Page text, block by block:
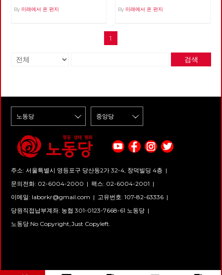
기관지를 재정 문제로 폐간을 하
책들마저도 둘 공간이 없어 폐기
이기에 지키는 것은 어렵지 않으
리라 생각합니다. 앞장서 복간을
준비하신 동지들의 노고에 감사
드리고 기관지가 복간되면 당원
노동당의 미래가 되었으면 좋겠
습니다. 함께 가는 노동당의 미
래를 기관지 복간으로부터 시작
금까지 계속 혁명과 투쟁을 말해
다. 소유는 주체와 객체를 필연
적으로 구분하고 객체를 타자화
지 않는가? 그리하여 우리는 해
방의 조건을 이제 '소유와 성
장'이 아닌 '관계의 성숙'으로 재
도 의지로 낙관하라는 말이 있지
만, 인간의 끝없는 욕망과 지배
있을 지 비관해 왔던 것이다. 오
문이다. 자본주의 단독의 위기가
인류가 지금까지 자연과 맺어 왔
던 관계, 인간과 인간 사이의 관
서 자연스러운 연대로 나아 갔
하는 점에 대한 단초들도 보이기
역의 성공 정도를 경제성장률이
표였고, 아직도 국가별 질병의
확산 정도를 나타낼 때 이런 지
표를 사용하고 있다. 다만, 시간
의 조합인 경제성장률을 성공적
인 방역의 척도로 사용하고 있는
것이다. 이러한 현상이 드러내는
선, 우리의 경제성장 물신주의를
장률과 1인당 GDP 등의 양적 지
표에 과도하게 매달려온 사회가
이번에는 질병에 대한 대처 정도
까지도 국가별 경제성장률 비교
적게 떨어졌는지의 경쟁)로써
의 미래에 대한 우려가 깔려있음
입문서 자본주의와 사회주의.
떤 체제가 더 바람직한가? 그리
고 그 이유는 무엇인가? 이 질문
작가의 『자본주의 할래? 사회
경제수업』을 추천한다. 각각
자본주의와 사회주의를 대변하
는 ‘나소유’와 ‘오평등’이라는 이
름의 두 사람이 토론하는 방식으
로 쓰여진 이 책은 총 4부로 이
루어져 있다. 1부는 본격적인 토
론에 앞서 배경 지식을 쌓기 위
해 자본주의와 사회주의가 무엇
인지에 대한 간략한 소개를 제공
한다. 우선 자본주의의 탄생 배
개념을 바탕으로 설명한다. 다음
으로 자본주의를 이해하기 위한
핵심 개념인 사용 가치와 교환
가치, 가격과 노동 가치론, 노동
의를 소개한다. 사회주의의 핵심
By 미래에서 온 편지
있었습니다. 건설기계 자격증을
도 나라에서 주는 카드로 식권을
받아 언젠간 나도 고급 노동자가
었습니다. '이게 내 삶에 도움이
지, 죽을 수도 있을거야.' 등의 생
각 또한 그의 반찬이었죠. 남들
우스워서 그는 가지런히 놓여진
식판을 조용히 사진으로 담았습
By 미래에서 온 편지
1
검색
주소: 서울특별시 영등포구 당산동2가 32-4, 창덕빌딩 4층 |
문의전화: 02-6004-2000 | 팩스: 02-6004-2001 |
이메일: laborkr@gmail.com | 고유번호: 107-82-63336 |
당원직접납부계좌: 농협 301-0123-7668-61 노동당 |
노동당.No Copyright,Just Copyleft.